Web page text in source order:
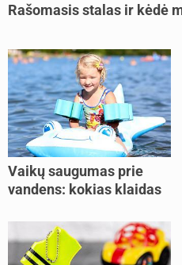
Rašomasis stalas ir kėdė
Vaikų saugumas prie
vandens: kokias klaidas